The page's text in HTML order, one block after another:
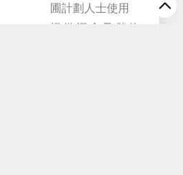
圃計劃人士使用
提供泥倉及儲物